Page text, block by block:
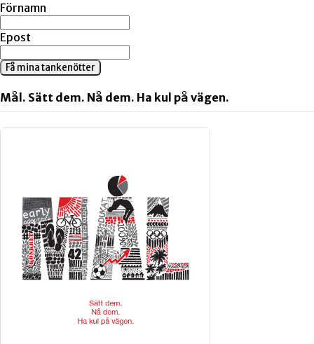
Förnamn
Epost
Få mina tankenötter
Mål. Sätt dem. Nå dem. Ha kul på vägen.